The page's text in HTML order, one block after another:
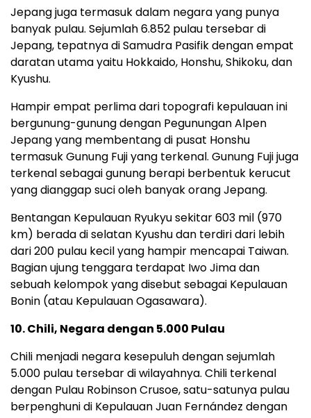
Jepang juga termasuk dalam negara yang punya
banyak pulau. Sejumlah 6.852 pulau tersebar di
Jepang, tepatnya di Samudra Pasifik dengan empat
daratan utama yaitu Hokkaido, Honshu, Shikoku, dan
Kyushu.
Hampir empat perlima dari topografi kepulauan ini
bergunung-gunung dengan Pegunungan Alpen
Jepang yang membentang di pusat Honshu
termasuk Gunung Fuji yang terkenal. Gunung Fuji juga
terkenal sebagai gunung berapi berbentuk kerucut
yang dianggap suci oleh banyak orang Jepang.
Bentangan Kepulauan Ryukyu sekitar 603 mil (970
km) berada di selatan Kyushu dan terdiri dari lebih
dari 200 pulau kecil yang hampir mencapai Taiwan.
Bagian ujung tenggara terdapat Iwo Jima dan
sebuah kelompok yang disebut sebagai Kepulauan
Bonin (atau Kepulauan Ogasawara).
10. Chili, Negara dengan 5.000 Pulau
Chili menjadi negara kesepuluh dengan sejumlah
5.000 pulau tersebar di wilayahnya. Chili terkenal
dengan Pulau Robinson Crusoe, satu-satunya pulau
berpenghuni di Kepulauan Juan Fernández dengan